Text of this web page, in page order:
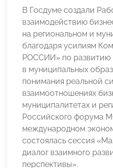
В Госдуме создали
взаимодействию
на региональном и
благодаря усилиям
РОССИИ» по развитию
в муниципальных
понимания реальной
взаимоотношениях
муниципалитетах и
Российского форума
международном
состоялась сессия
диалог взаимного
перспективы».